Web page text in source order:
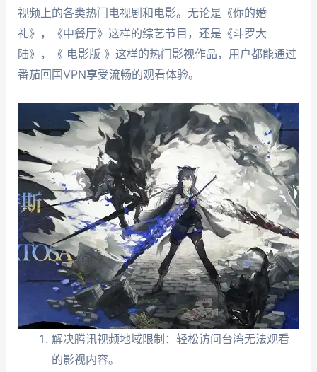
视频上的各类热门电视剧和电影。无论是《你的婚
礼》，《中餐厅》这样的综艺节目，还是《斗罗大
陆》，《 电影版 》这样的热门影视作品，用户都能通过
番茄回国VPN享受流畅的观看体验。
解决腾讯视频地域限制：轻松访问台湾无法观看
的影视内容。